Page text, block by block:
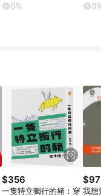
0%
$356
一隻特立獨行的豬：穿
$97
我想